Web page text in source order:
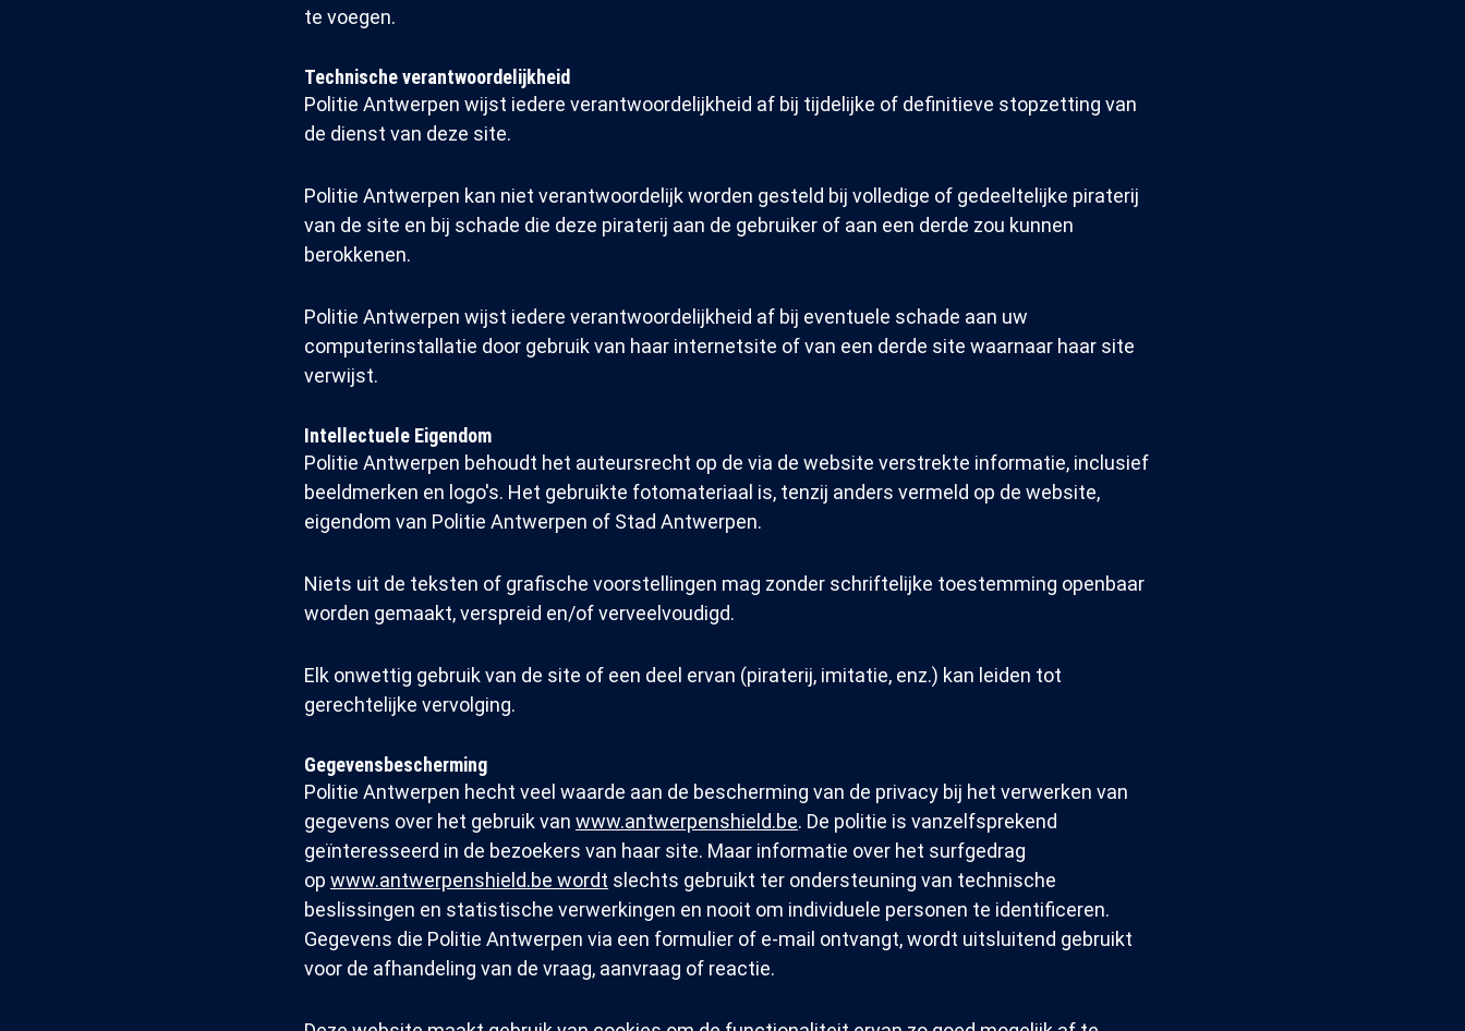
te voegen.
Technische verantwoordelijkheid
Politie Antwerpen wijst iedere verantwoordelijkheid af bij tijdelijke of definitieve stopzetting van
de dienst van deze site.
Politie Antwerpen kan niet verantwoordelijk worden gesteld bij volledige of gedeeltelijke piraterij
van de site en bij schade die deze piraterij aan de gebruiker of aan een derde zou kunnen
berokkenen.
Politie Antwerpen wijst iedere verantwoordelijkheid af bij eventuele schade aan uw
computerinstallatie door gebruik van haar internetsite of van een derde site waarnaar haar site
verwijst.
Intellectuele Eigendom
Politie Antwerpen behoudt het auteursrecht op de via de website verstrekte informatie, inclusief
beeldmerken en logo's. Het gebruikte fotomateriaal is, tenzij anders vermeld op de website,
eigendom van Politie Antwerpen of Stad Antwerpen.
Niets uit de teksten of grafische voorstellingen mag zonder schriftelijke toestemming openbaar
worden gemaakt, verspreid en/of verveelvoudigd.
Elk onwettig gebruik van de site of een deel ervan (piraterij, imitatie, enz.) kan leiden tot
gerechtelijke vervolging.
Gegevensbescherming
Politie Antwerpen hecht veel waarde aan de bescherming van de privacy bij het verwerken van
gegevens over het gebruik van www.antwerpenshield.be. De politie is vanzelfsprekend
geïnteresseerd in de bezoekers van haar site. Maar informatie over het surfgedrag
op www.antwerpenshield.be wordt slechts gebruikt ter ondersteuning van technische
beslissingen en statistische verwerkingen en nooit om individuele personen te identificeren.
Gegevens die Politie Antwerpen via een formulier of e-mail ontvangt, wordt uitsluitend gebruikt
voor de afhandeling van de vraag, aanvraag of reactie.